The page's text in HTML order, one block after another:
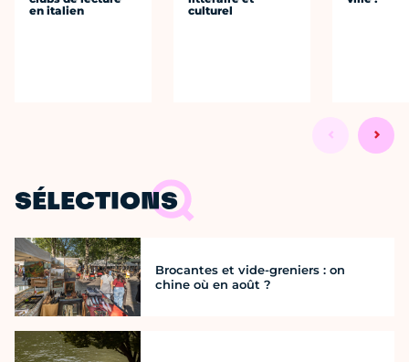
en italien
culturel
SÉLECTIONS
Brocantes et vide-greniers : on
chine où en août ?